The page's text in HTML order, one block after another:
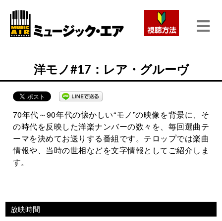
洋モノ#17：レア・グルーヴ
70年代～90年代の懐かしい“モノ”の映像を背景に、そ
の時代を反映した洋楽ナンバーの数々を、毎回選曲テ
ーマを決めてお送りする番組です。テロップでは楽曲
情報や、当時の世相などを文字情報としてご紹介しま
す。
放映時間